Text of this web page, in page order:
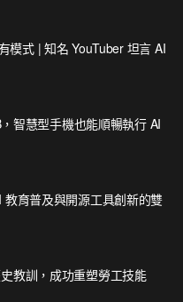
模式 | 知名 YouTuber 坦言 AI
智慧型手機也能順暢執行 AI
育普及與開源工具創新的雙
教訓，成功重塑勞工技能